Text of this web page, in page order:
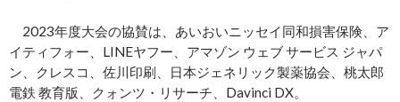
2023年度大会の協賛は、あいおいニッセイ同和損害保険、ア
イティフォー、LINEヤフー、アマゾン ウェブ サービス ジャパ
ン、クレスコ、佐川印刷、日本ジェネリック製薬協会、桃太郎
電鉄 教育版、クォンツ・リサーチ、Davinci DX。